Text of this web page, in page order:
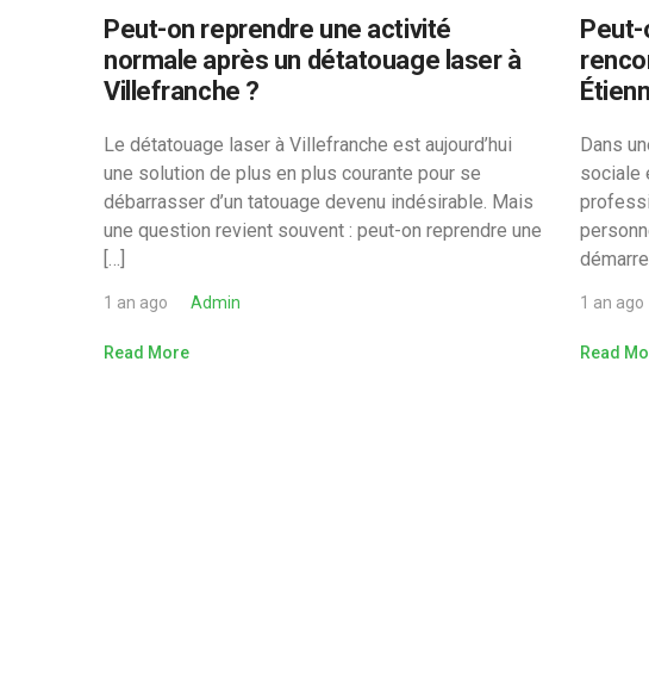
Peut-on reprendre une activité
normale après un détatouage laser à
Villefranche ?
Le détatouage laser à Villefranche est aujourd’hui
une solution de plus en plus courante pour se
débarrasser d’un tatouage devenu indésirable. Mais
une question revient souvent : peut-on reprendre une
[…]
1 an ago Admin
Read More
Peut-
Dans
sociale
1 an ago
Read